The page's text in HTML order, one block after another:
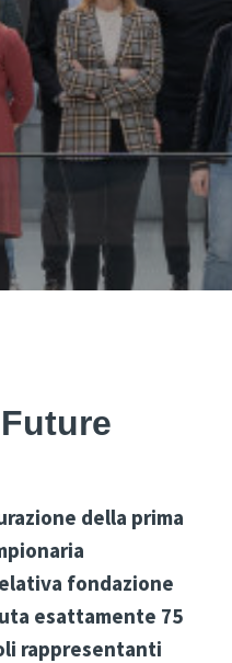
della prima
fondazione
esattamente 75
rappresentanti